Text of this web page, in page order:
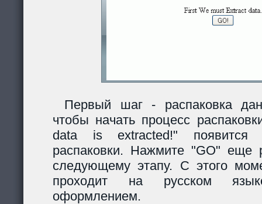
Первый шаг - распаковка
чтобы начать процесс
data is extracted!" появится
распаковки. Нажмите "GO" еще
следующему этапу. С этого
проходит на русском
оформлением.